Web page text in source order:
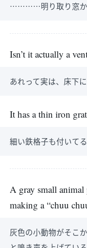
…………明り取り窓か
Isn’t it actually a
あれって実は、床下
It has a thin iron
細い鉄格子も付いてる
A gray small animal
making a “chuu
灰色の小動物がそこ